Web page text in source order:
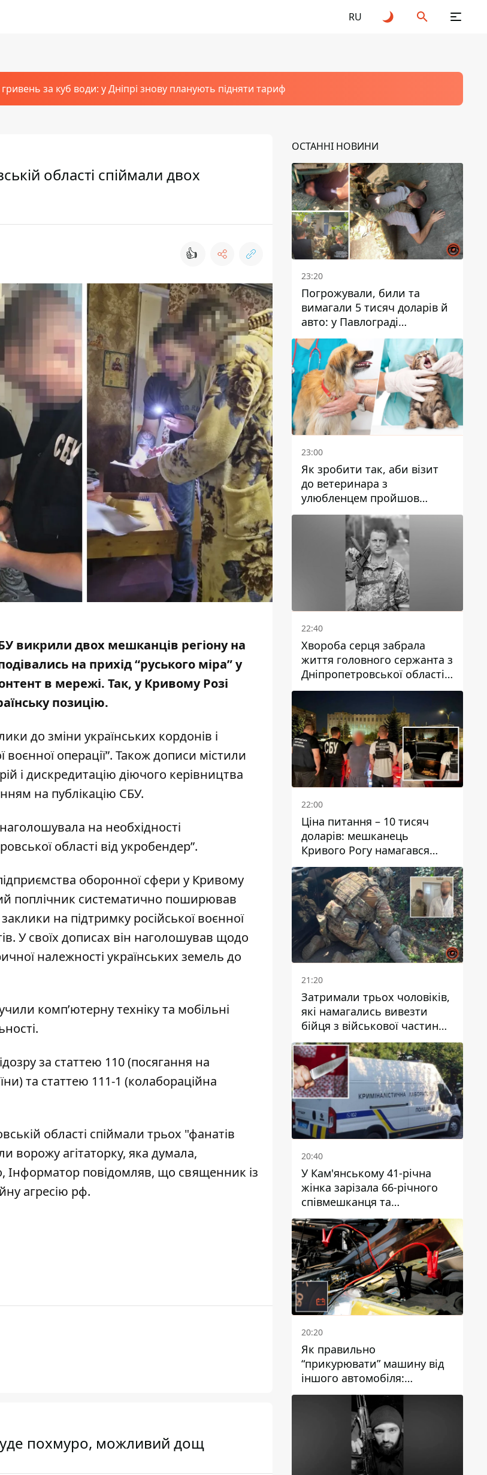
RU
за куб води: у Дніпрі знову планують підняти тариф
області спіймали двох
👍
викрили двох мешканців регіону на
на прихід “руського міра” у
в мережі. Так, у Кривому Розі
позицію.
до зміни українських кордонів і
операції”. Також дописи містили
і дискредитацію діючого керівництва
на публікацію СБУ.
на необхідності
області від укробендер”.
оборонної сфери у Кривому
поплічник систематично поширював
на підтримку російської воєнної
У своїх дописах він наголошував щодо
належності українських земель до
комп’ютерну техніку та мобільні
за статтею 110 (посягання на
та статтею 111-1 (колабораційна
області спіймали трьох "фанатів
ворожу агітаторку, яка думала,
Інформатор повідомляв, що священник із
агресію рф.
похмуро, можливий дощ
ОСТАННІ НОВИНИ
23:20
Погрожували, били та
вимагали 5 тисяч доларів й
авто: у Павлограді
затримали двох чоловіків
23:00
Як зробити так, аби візит
до ветеринара з
улюбленцем пройшов
спокійно: прості поради
22:40
Хвороба серця забрала
життя головного сержанта з
Дніпропетровської області
Юрія Свистуна
22:00
Ціна питання – 10 тисяч
доларів: мешканець
Кривого Рогу намагався
переправити чоловіка до
Словаччини
21:20
Затримали трьох чоловіків,
які намагались вивезти
бійця з військової частини
до Дніпра за 7 тисяч
доларів: серед них був лікар
20:40
У Кам'янському 41-річна
жінка зарізала 66-річного
співмешканця та
намагалась обманути
поліцейських
20:20
Як правильно
“прикурювати” машину від
іншого автомобіля:
інструкція для водіїв